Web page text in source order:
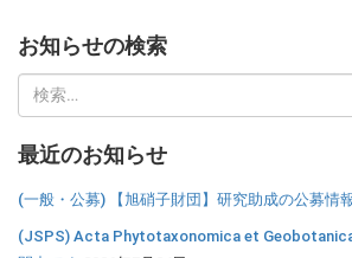
お知らせの検索
索:
最近のお知らせ
(一般・公募) 【旭硝子財団】研究助成の公募情
(JSPS) Acta Phytotaxonomica et